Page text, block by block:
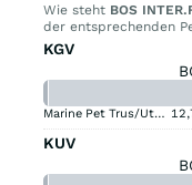
Wie steht BOS
der entsprechenden
KGV
Marine Pet Trus/Ut USD
KUV